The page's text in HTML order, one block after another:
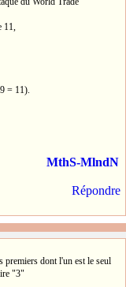
11,
= 11).
MthS-MlndN
Répondre
premiers dont l'un est le seul
"3"